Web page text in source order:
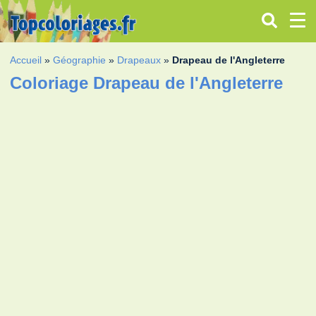
Accueil »Géographie » Drapeaux » Drapeau de l'Angleterre
Coloriage Drapeau de l'Angleterre